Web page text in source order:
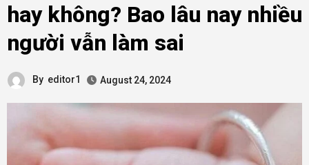
hay không? Bao lâu nay nhiều
người vẫn làm sai
By editor1 August 24, 2024